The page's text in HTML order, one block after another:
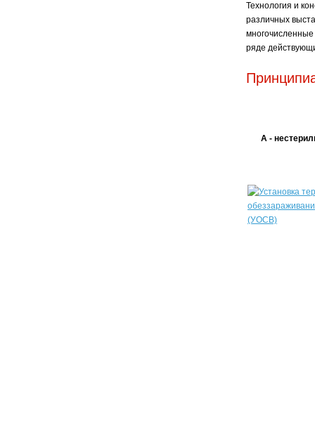
Технология и
различных
ряде
А -